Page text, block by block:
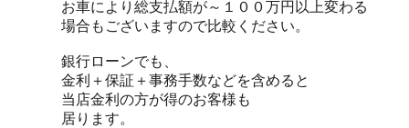
お車により総支払額が～１００万円以上変わる
場合もございますので比較ください。
銀行ローンでも、
金利＋保証＋事務手数などを含めると
当店金利の方が得のお客様も
居ります。